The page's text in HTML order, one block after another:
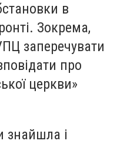
в
Зокрема,
заперечувати
про
церкви»
знайшла і